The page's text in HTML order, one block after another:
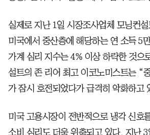
실제로 지난 1일 시장조사업체 모닝컨설
미국에서 중산층에 해당하는 연 소득 5
가계 심리 지수는 4% 이상 하락한 것으
설트의 존 리어 최고 이코노미스트는 “
가 잠시 호전되었다가 급격히 악화하고
미국 고용시장이 전반적으로 냉각 신호
소비 심리도 더욱 위축되고 있다. 지난